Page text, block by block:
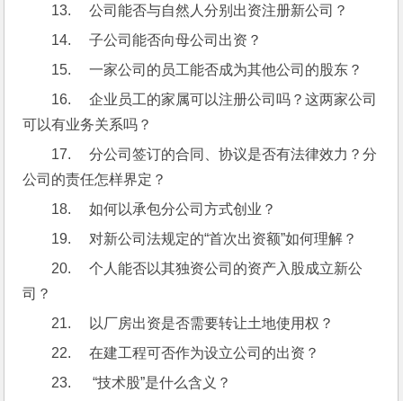
13.     公司能否与自然人分别出资注册新公司？
14.     子公司能否向母公司出资？
15.     一家公司的员工能否成为其他公司的股东？
16.     企业员工的家属可以注册公司吗？这两家公司
可以有业务关系吗？
17.     分公司签订的合同、协议是否有法律效力？分
公司的责任怎样界定？
18.     如何以承包分公司方式创业？
19.     对新公司法规定的“首次出资额”如何理解？
20.     个人能否以其独资公司的资产入股成立新公
司？
21.     以厂房出资是否需要转让土地使用权？
22.     在建工程可否作为设立公司的出资？
23.      “技术股”是什么含义？